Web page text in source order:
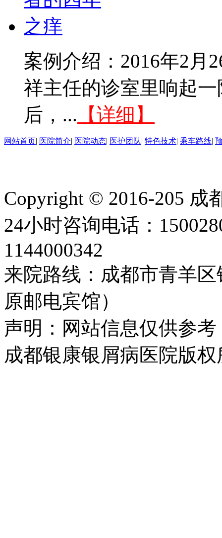
案例介绍：2016年2月
祥主任的诊室里响起
后，... 【详细】
网站首页| 医院简介| 医院动态| 医护团队| 特色技术| 乘车路线|
Copyright © 2016-205
24小时咨询电话：
1144000342
来院路线：成都市青羊
原邮电宾馆）
声明：网站信息仅供参
成都银康银屑病医院版